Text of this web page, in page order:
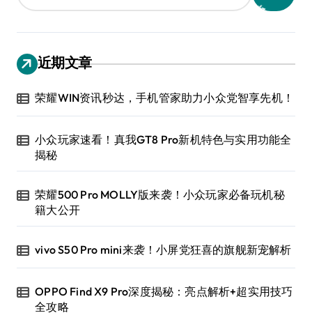
近期文章
荣耀WIN资讯秒达，手机管家助力小众党智享先机！
小众玩家速看！真我GT8 Pro新机特色与实用功能全
揭秘
荣耀500 Pro MOLLY版来袭！小众玩家必备玩机秘
籍大公开
vivo S50 Pro mini来袭！小屏党狂喜的旗舰新宠解析
OPPO Find X9 Pro深度揭秘：亮点解析+超实用技巧
全攻略